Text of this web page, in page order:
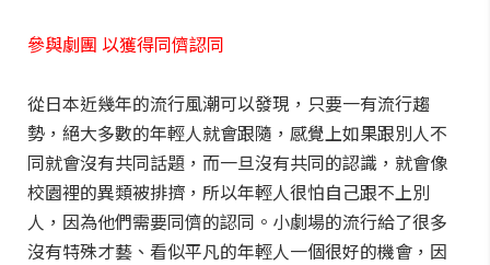
參與劇團 以獲得同儕認同
從日本近幾年的流行風潮可以發現，只要一有流行趨
勢，絕大多數的年輕人就會跟隨，感覺上如果跟別人不
同就會沒有共同話題，而一旦沒有共同的認識，就會像
校園裡的異類被排擠，所以年輕人很怕自己跟不上別
人，因為他們需要同儕的認同。小劇場的流行給了很多
沒有特殊才藝、看似平凡的年輕人一個很好的機會，因